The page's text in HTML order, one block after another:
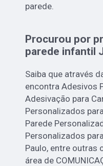
parede.
Procurou por
parede infantil
Saiba que através
encontra Adesivos
Adesivação para
Personalizados
Parede
Personalizados
Paulo, entre outras
área de